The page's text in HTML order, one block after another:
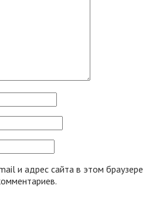
и адрес сайта в этом браузере